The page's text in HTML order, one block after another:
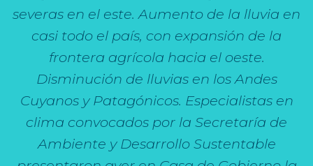
severas en el este. Aumento de la lluvia en
casi todo el país, con expansión de la
frontera agrícola hacia el oeste.
Disminución de lluvias en los Andes
Cuyanos y Patagónicos. Especialistas en
clima convocados por la Secretaría de
Ambiente y Desarrollo Sustentable